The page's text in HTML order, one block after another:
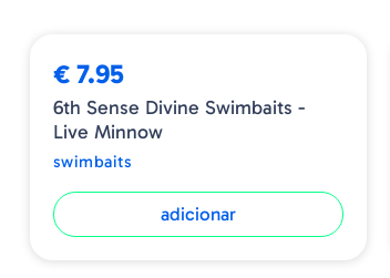
€ 7.95
6th Sense Divine Swimbaits -
Live Minnow
swimbaits
adicionar